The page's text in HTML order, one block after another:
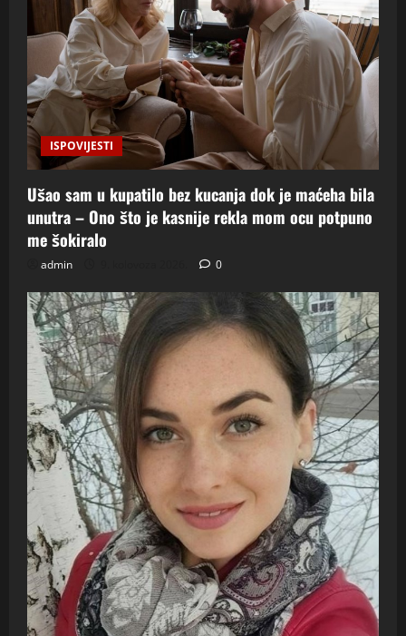
ISPOVIJESTI
Ušao sam u kupatilo bez kucanja dok je maćeha bila
unutra – Ono što je kasnije rekla mom ocu potpuno
me šokiralo
admin 0